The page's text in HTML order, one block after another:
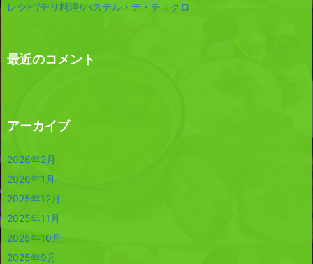
レシピ/チリ料理/パステル・デ・チョクロ
最近のコメント
アーカイブ
2026年2月
2026年1月
2025年12月
2025年11月
2025年10月
2025年9月